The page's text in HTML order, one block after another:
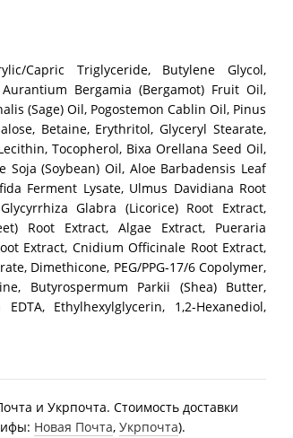
Capric Triglyceride, Butylene Glycol,
Bergamia (Bergamot) Fruit Oil,
(Sage) Oil, Pogostemon Cablin Oil, Pinus
Betaine, Erythritol, Glyceryl Stearate,
Tocopherol, Bixa Orellana Seed Oil,
(Soybean) Oil, Aloe Barbadensis Leaf
Ferment Lysate, Ulmus Davidiana Root
Glabra (Licorice) Root Extract,
Root Extract, Algae Extract, Pueraria
Extract, Cnidium Officinale Root Extract,
Dimethicone, PEG/PPG-17/6 Copolymer,
Butyrospermum Parkii (Shea) Butter,
Ethylhexylglycerin, 1,2-Hexanediol,
и Укрпочта. Стоимость доставки
Новая Почта, Укрпочта).